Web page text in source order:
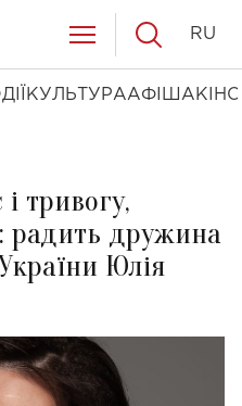
КУЛЬТУРААФІША КІНО
RU
тривогу,
радить дружина
Юлія